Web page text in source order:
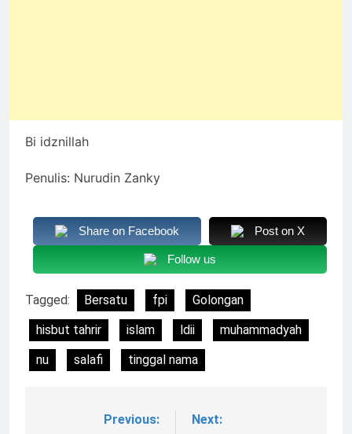
Bi idznillah
Penulis: Nurudin Zanky
Share on Facebook Post on X
Follow us
Tagged: Bersatu fpi
Golongan
hisbut tahrir
islam ldii
muhammadyah
nu
salafi tinggal nama
NavigasiPrevious:
Next: